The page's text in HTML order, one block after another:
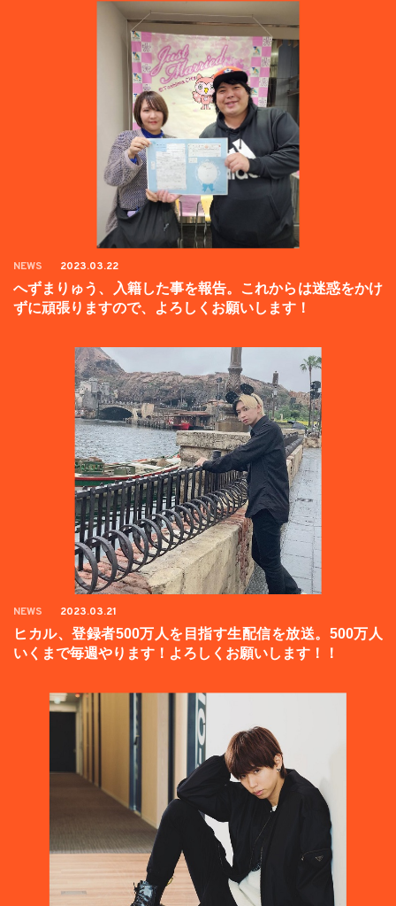
NEWS 2023.03.22
へずまりゅう、入籍した事を報告。これからは迷惑をかけ
ずに頑張りますので、よろしくお願いします！
NEWS 2023.03.21
ヒカル、登録者500万人を目指す生配信を放送。500万人
いくまで毎週やります！よろしくお願いします！！